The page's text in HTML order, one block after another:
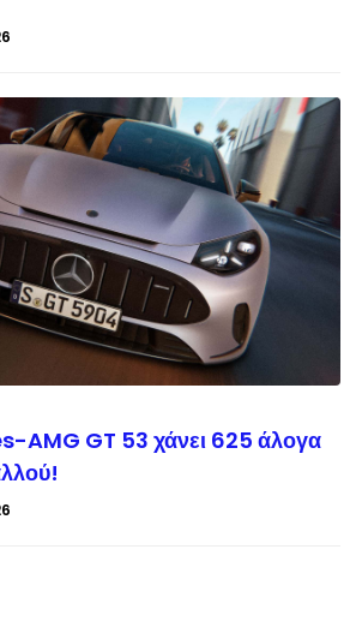
© enkinisi.gr
AMG GT 53 χάνει 625 άλογα